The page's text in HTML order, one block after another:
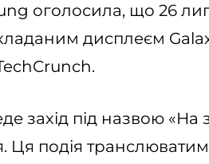
оголосила, що 26
дисплеєм
захід під назвою «На
Ця подія